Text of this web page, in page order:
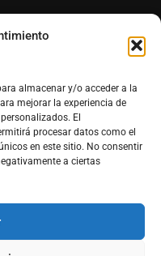
almacenar y/o acceder a la
mejorar la experiencia de
El
procesar datos como el
en este sitio. No consentir
a ciertas
Comunicaciones
WordPress